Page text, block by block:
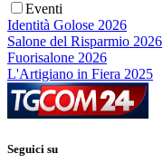
Eventi
Identità Golose 2026
Salone del Risparmio 2026
Fuorisalone 2026
L'Artigiano in Fiera 2025
Seguici su